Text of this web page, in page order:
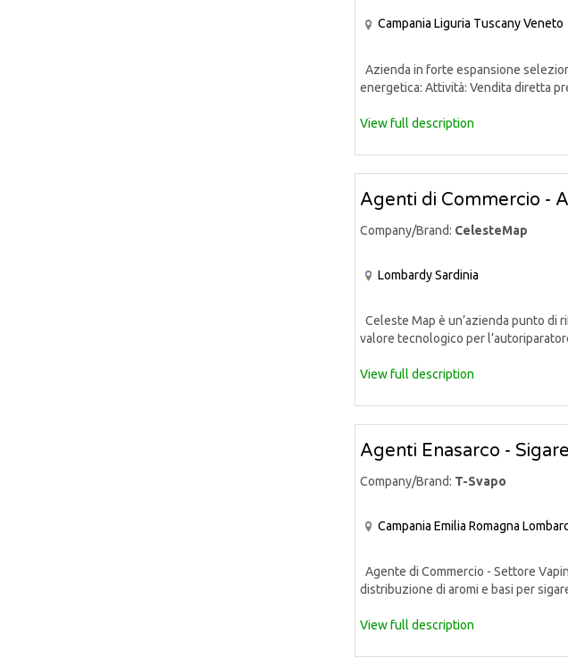
Campania Liguria TuscanyVeneto
Azienda in forte espansione
energetica: Attività: Vendita diretta
View full description
Agenti di Commercio -
Company/Brand: CelesteMap
LombardySardinia
Celeste Map è un’azienda punto di
valore tecnologico per
View full description
Agenti Enasarco -
Company/Brand: T-Svapo
Campania Emilia Romagna
Agente di Commercio - Settore
distribuzione di aromi e basi per
View full description